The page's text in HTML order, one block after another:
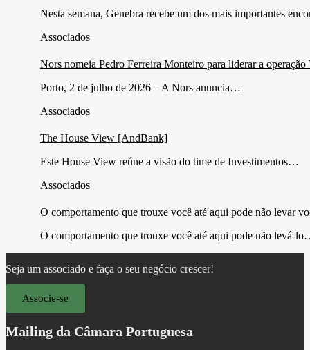
Nesta semana, Genebra recebe um dos mais importantes
Associados
Nors nomeia Pedro Ferreira Monteiro para liderar a
Porto, 2 de julho de 2026 – A Nors anuncia…
Associados
The House View [AndBank]
Este House View reúne a visão do time de Investimentos…
Associados
O comportamento que trouxe você até aqui pode não levar
O comportamento que trouxe você até aqui pode não levá-
Seja um associado e faça o seu negócio crescer!
Associe-se
Mailing da Câmara Portuguesa